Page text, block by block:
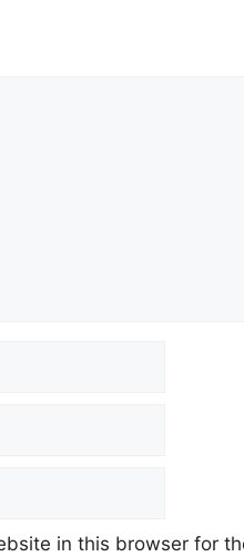
in this browser for